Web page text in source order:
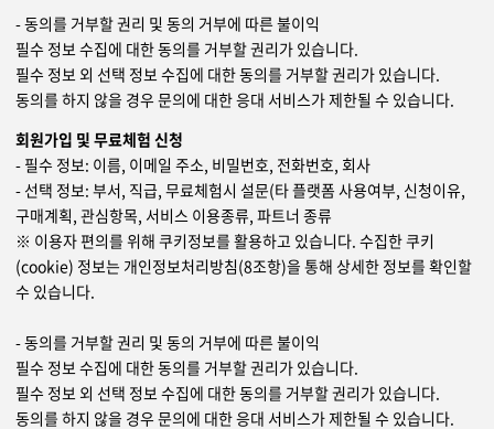
- 동의를 거부할 권리 및 동의 거부에 따른 불이익
필수 정보 수집에 대한 동의를 거부할 권리가 있습니다.
필수 정보 외 선택 정보 수집에 대한 동의를 거부할 권리가 있습니다.
동의를 하지 않을 경우 문의에 대한 응대 서비스가 제한될 수 있습니다.
회원가입 및 무료체험 신청
- 필수 정보: 이름, 이메일 주소, 비밀번호, 전화번호, 회사
- 선택 정보: 부서, 직급, 무료체험시 설문(타 플랫폼 사용여부, 신청이유,
구매계획, 관심항목, 서비스 이용종류, 파트너 종류
※ 이용자 편의를 위해 쿠키정보를 활용하고 있습니다. 수집한 쿠키
(cookie) 정보는 개인정보처리방침(8조항)을 통해 상세한 정보를 확인할
수 있습니다.
- 동의를 거부할 권리 및 동의 거부에 따른 불이익
필수 정보 수집에 대한 동의를 거부할 권리가 있습니다.
필수 정보 외 선택 정보 수집에 대한 동의를 거부할 권리가 있습니다.
동의를 하지 않을 경우 문의에 대한 응대 서비스가 제한될 수 있습니다.